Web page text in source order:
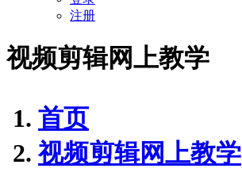
注册
视频剪辑网上教学
首页
视频剪辑网上教学